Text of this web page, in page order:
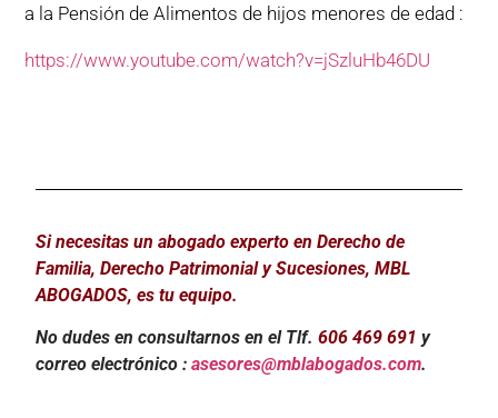
a la Pensión de Alimentos de hijos menores de edad :
https://www.youtube.com/watch?v=jSzluHb46DU
Si necesitas un abogado experto en Derecho de
Familia, Derecho Patrimonial y Sucesiones, MBL
ABOGADOS, es tu equipo.
No dudes en consultarnos en el Tlf.606 469 691 y
correo electrónico :asesores@mblabogados.com.